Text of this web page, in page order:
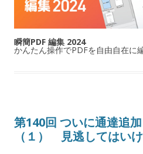
瞬簡PDF 編集 2024
かんたん操作でPDFを自由自在に
第140回 ついに通達追
（１） 見逃してはい